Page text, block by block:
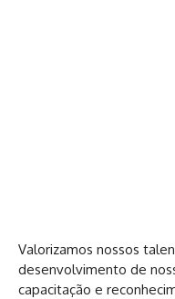
Valorizamos nossos
desenvolvimento de
capacitação e